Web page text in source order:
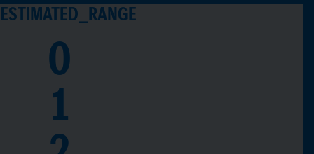
ESTIMATED_RANGE
0
1